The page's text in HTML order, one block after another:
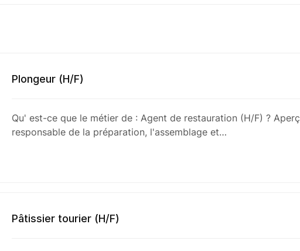
Plongeur (H/F)
Qu' est-ce que le métier de : Agent de restauration (H/F) ?
responsable de la préparation, l'assemblage et…
Pâtissier tourier (H/F)